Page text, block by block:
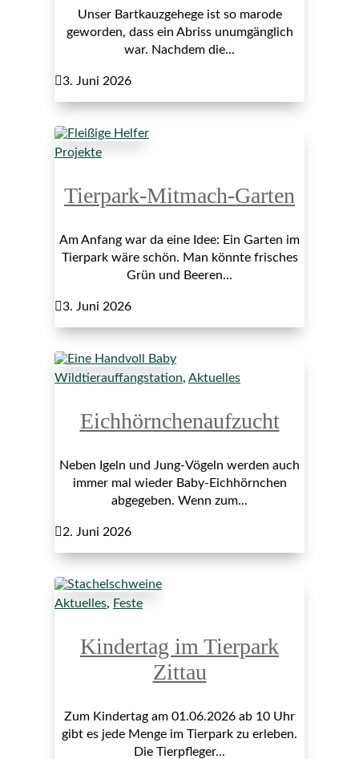
Unser Bartkauzgehege ist so marode
geworden, dass ein Abriss unumgänglich
war. Nachdem die...
3. Juni 2026
Projekte
Tierpark-Mitmach-Garten
Am Anfang war da eine Idee: Ein Garten im
Tierpark wäre schön. Man könnte frisches
Grün und Beeren...
3. Juni 2026
Wildtierauffangstation, Aktuelles
Eichhörnchenaufzucht
Neben Igeln und Jung-Vögeln werden auch
immer mal wieder Baby-Eichhörnchen
abgegeben. Wenn zum...
2. Juni 2026
Aktuelles, Feste
Kindertag im Tierpark
Zittau
Zum Kindertag am 01.06.2026 ab 10 Uhr
gibt es jede Menge im Tierpark zu erleben.
Die Tierpfleger...